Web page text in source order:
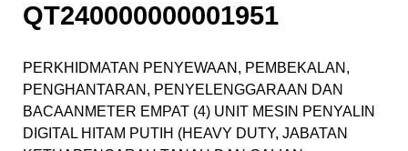
QT240000000001951
PERKHIDMATAN PENYEWAAN, PEMBEKALAN,
PENGHANTARAN, PENYELENGGARAAN DAN
BACAANMETER EMPAT (4) UNIT MESIN PENYALIN
DIGITAL HITAM PUTIH (HEAVY DUTY, JABATAN